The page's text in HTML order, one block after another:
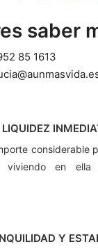
saber
85 1613
LIQUIDEZ
considerable
viviendo en
Y